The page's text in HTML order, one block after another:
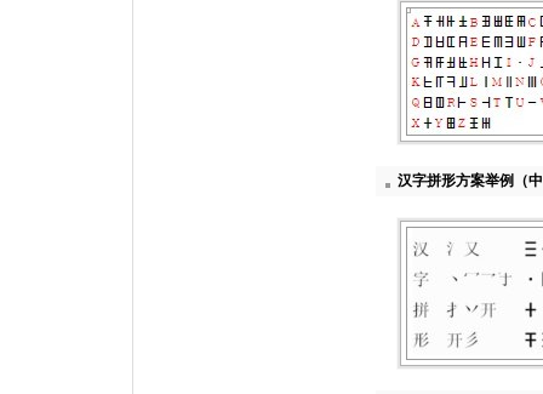
汉字拼形方案举例（